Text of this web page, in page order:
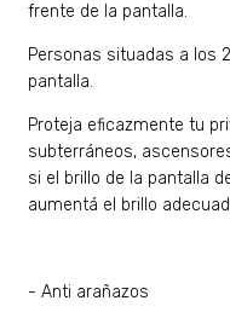
frente de la pantalla.
Personas situadas a los
pantalla.
Proteja eficazmente tu
subterráneos,
si el brillo de la pantalla
aumentá el brillo
- Anti arañazos